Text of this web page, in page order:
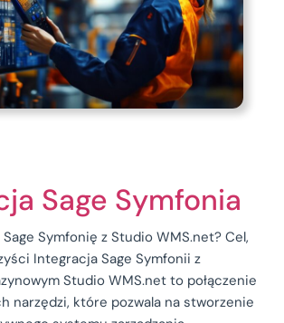
Sage Symfonia
Symfonię z Studio WMS.net? Cel,
Integracja Sage Symfonii z
Studio WMS.net to połączenie
narzędzi, które pozwala na stworzenie